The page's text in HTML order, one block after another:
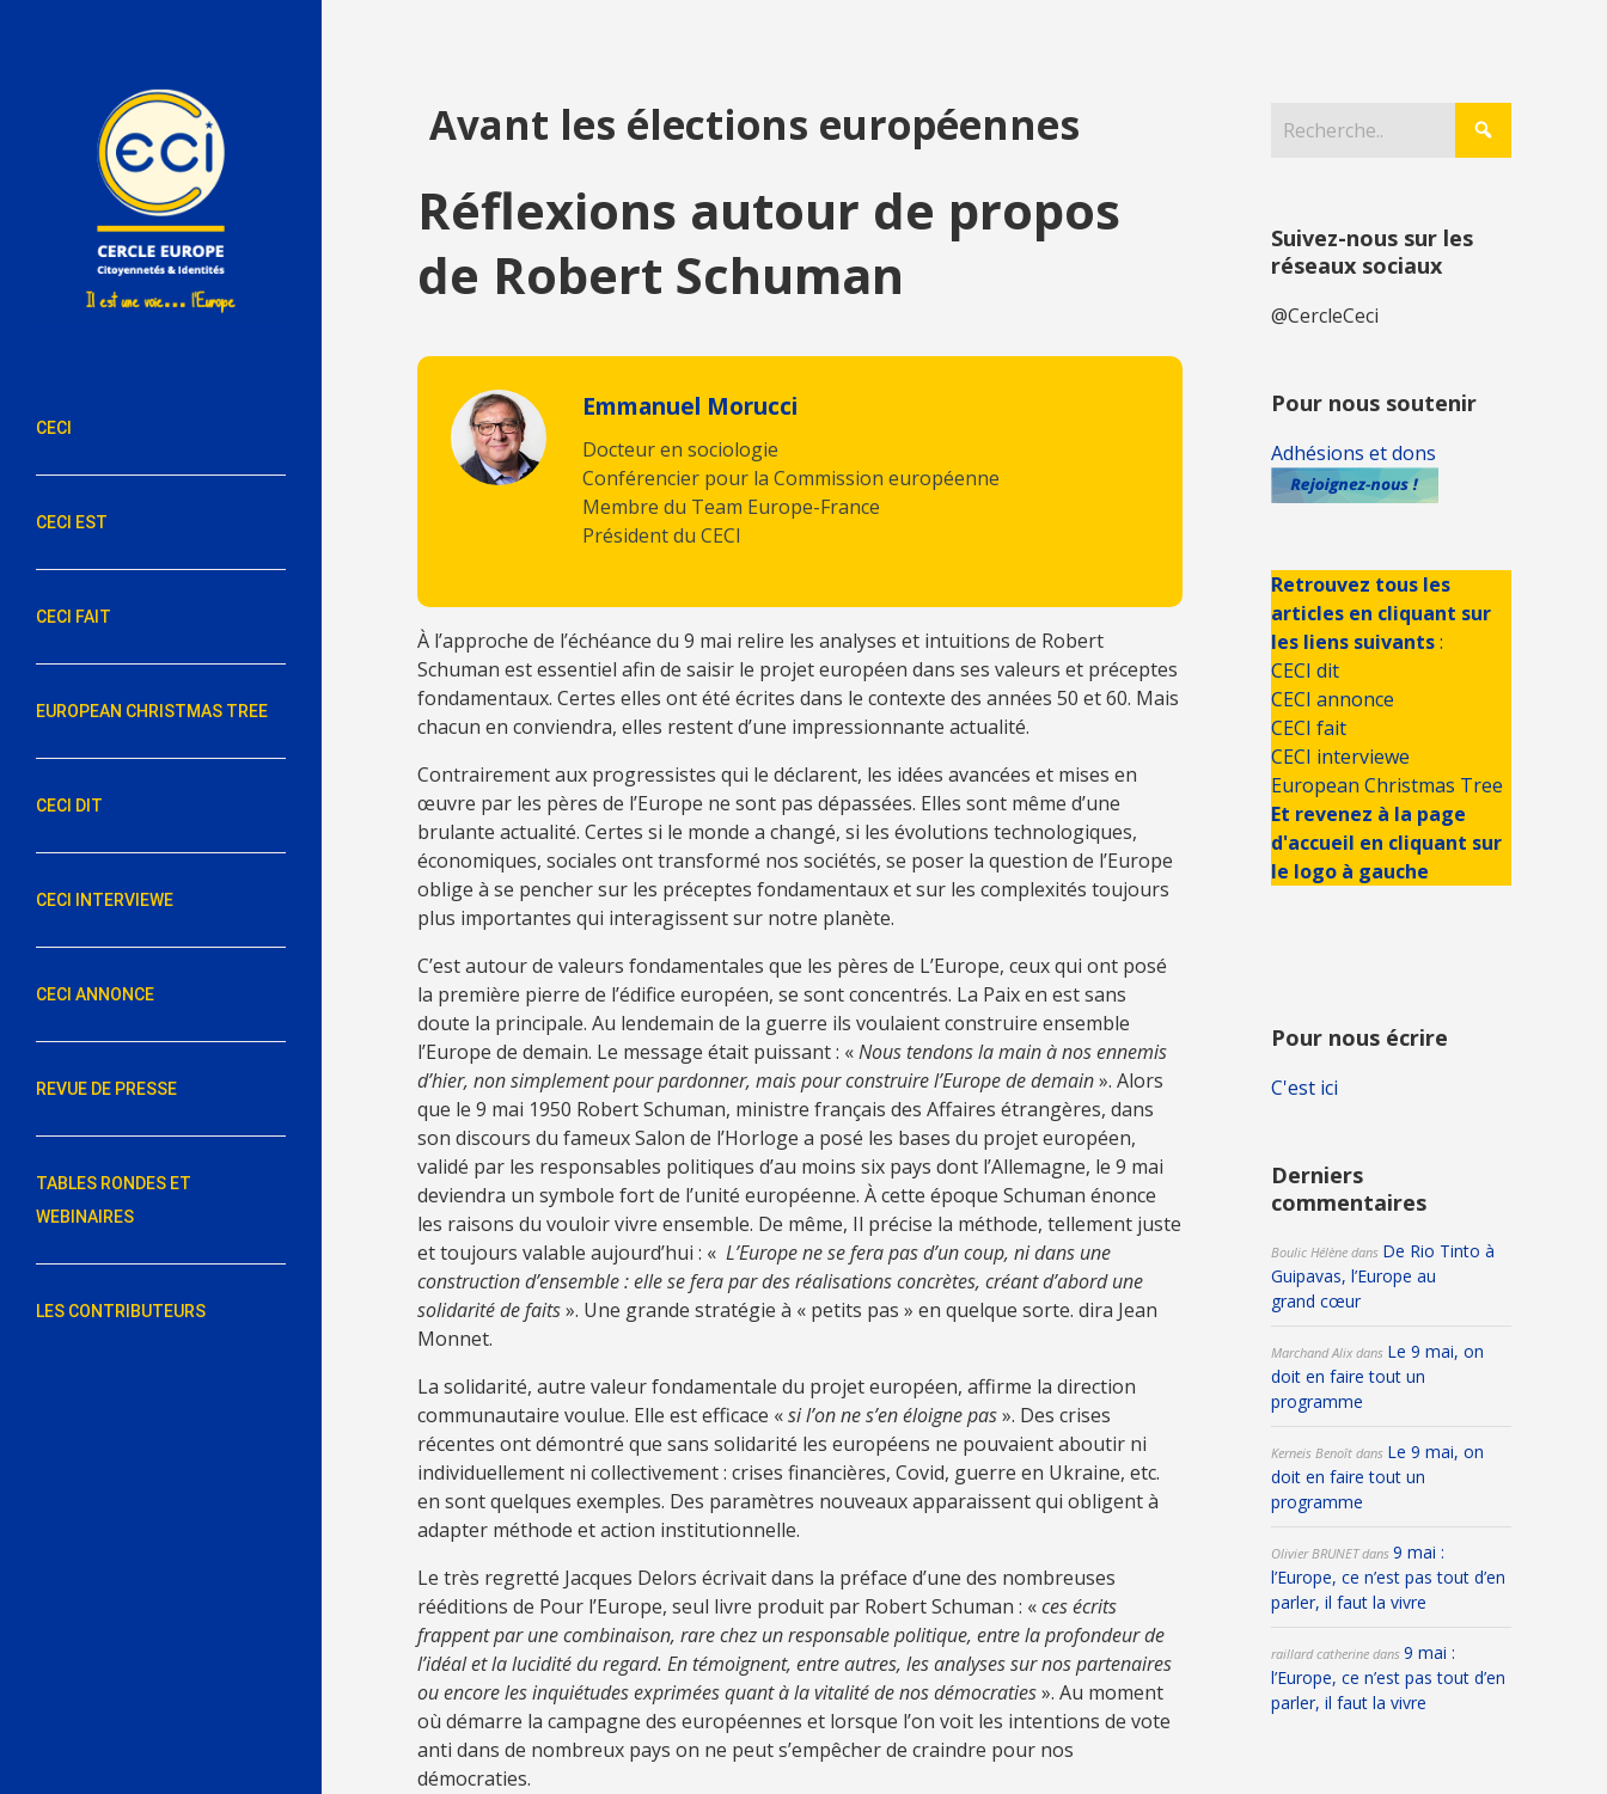
CECI
CECI EST
CECI FAIT
EUROPEAN CHRISTMAS TREE
CECI DIT
CECI INTERVIEWE
CECI ANNONCE
REVUE DE PRESSE
TABLES RONDES ET
WEBINAIRES
LES CONTRIBUTEURS
Avant les élections européennes
Réflexions autour de propos
de Robert Schuman
Emmanuel Morucci
Docteur en sociologie
Conférencier pour la Commission européenne
Membre du Team Europe-France
Président du CECI
À l’approche de l’échéance du 9 mai relire les analyses et intuitions de Robert
Schuman est essentiel afin de saisir le projet européen dans ses valeurs et préceptes
fondamentaux. Certes elles ont été écrites dans le contexte des années 50 et 60. Mais
chacun en conviendra, elles restent d’une impressionnante actualité.
Contrairement aux progressistes qui le déclarent, les idées avancées et mises en
œuvre par les pères de l’Europe ne sont pas dépassées. Elles sont même d’une
brulante actualité. Certes si le monde a changé, si les évolutions technologiques,
économiques, sociales ont transformé nos sociétés, se poser la question de l’Europe
oblige à se pencher sur les préceptes fondamentaux et sur les complexités toujours
plus importantes qui interagissent sur notre planète.
C’est autour de valeurs fondamentales que les pères de L’Europe, ceux qui ont posé
la première pierre de l’édifice européen, se sont concentrés. La Paix en est sans
doute la principale. Au lendemain de la guerre ils voulaient construire ensemble
l’Europe de demain. Le message était puissant : «Nous tendons la main à nos ennemis
d’hier, non simplement pour pardonner, mais pour construire l’Europe de demain». Alors
que le 9 mai 1950 Robert Schuman, ministre français des Affaires étrangères, dans
son discours du fameux Salon de l’Horloge a posé les bases du projet européen,
validé par les responsables politiques d’au moins six pays dont l’Allemagne, le 9 mai
deviendra un symbole fort de l’unité européenne. À cette époque Schuman énonce
les raisons du vouloir vivre ensemble. De même, Il précise la méthode, tellement juste
et toujours valable aujourd’hui : « L’Europe ne se fera pas d’un coup, ni dans une
construction d’ensemble : elle se fera par des réalisations concrètes, créant d’abord une
solidarité de faits». Une grande stratégie à « petits pas » en quelque sorte. dira Jean
Monnet.
La solidarité, autre valeur fondamentale du projet européen, affirme la direction
communautaire voulue. Elle est efficace «si l’on ne s’en éloigne pas». Des crises
récentes ont démontré que sans solidarité les européens ne pouvaient aboutir ni
individuellement ni collectivement : crises financières, Covid, guerre en Ukraine, etc.
en sont quelques exemples. Des paramètres nouveaux apparaissent qui obligent à
adapter méthode et action institutionnelle.
Le très regretté Jacques Delors écrivait dans la préface d’une des nombreuses
rééditions de Pour l’Europe, seul livre produit par Robert Schuman : «ces écrits
frappent par une combinaison, rare chez un responsable politique, entre la profondeur de
l’idéal et la lucidité du regard. En témoignent, entre autres, les analyses sur nos partenaires
ou encore les inquiétudes exprimées quant à la vitalité de nos démocraties». Au moment
où démarre la campagne des européennes et lorsque l’on voit les intentions de vote
anti dans de nombreux pays on ne peut s’empêcher de craindre pour nos
démocraties.
Suivez-nous sur les
réseaux sociaux
@CercleCeci
Pour nous soutenir
Adhésions et dons
Retrouvez tous les
articles en cliquant sur
les liens suivants:
CECI dit
CECI annonce
CECI fait
CECI interviewe
European Christmas Tree
Et revenez à la page
d'accueil en cliquant sur
le logo à gauche
Pour nous écrire
C'est ici
Derniers
commentaires
Boulic Hélènedans De Rio Tinto à
Guipavas, l’Europe au
grand cœur
Marchand Alixdans Le 9 mai, on
doit en faire tout un
programme
Kerneis Benoîtdans Le 9 mai, on
doit en faire tout un
programme
Olivier BRUNETdans 9 mai :
l’Europe, ce n’est pas tout d’en
parler, il faut la vivre
raillard catherinedans 9 mai :
l’Europe, ce n’est pas tout d’en
parler, il faut la vivre